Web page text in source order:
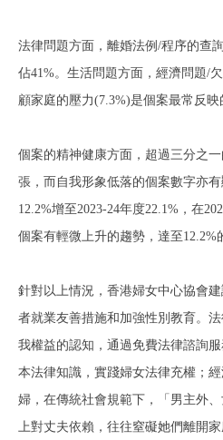
法律問題方面，離婚法例/程序的查
佔41%。生活問題方面，經濟問題/
顧家庭的壓力(7.3%)是個案最常反映
個案的精神健康方面，超過三分之
張，而自我形象低落的個案數字亦
12.2%增至2023-24年度22.1%，在
個案有輕微上升的趨勢，達至12.2%
針對以上情況，香港婦女中心協會
者就業友善措施和加強性別教育。
我權益的認知，通過免費法律諮詢
本法律知識，實踐婦女法律充權；
婦，在傳統社會規範下，「男主外
上對丈夫依賴，往往窒礙她們離開